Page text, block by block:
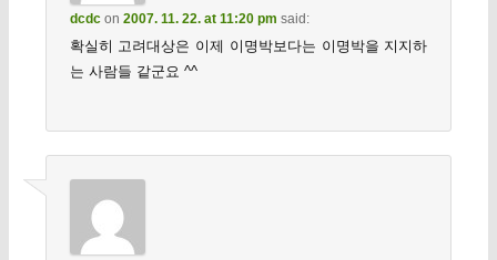
dcdcon 2007. 11. 22. at 11:20 pm said:
확실히 고려대상은 이제 이명박보다는 이명박을 지지하
는 사람들 같군요 ^^